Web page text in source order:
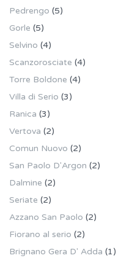
Pedrengo (5)
Gorle (5)
Selvino (4)
Scanzorosciate (4)
Torre Boldone (4)
Villa di Serio (3)
Ranica (3)
Vertova (2)
Comun Nuovo (2)
San Paolo D'Argon (2)
Dalmine (2)
Seriate (2)
Azzano San Paolo (2)
Fiorano al serio (2)
Brignano Gera D' Adda (1)